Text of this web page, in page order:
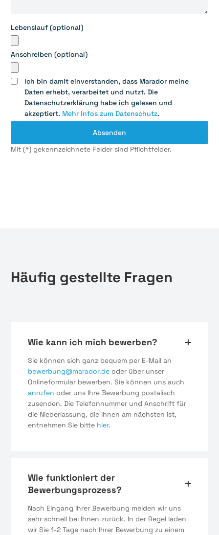
Lebenslauf (optional)
Anschreiben (optional)
Ich bin damit einverstanden, dass Marador meine
Daten erhebt, verarbeitet und nutzt. Die
Datenschutzerklärung habe ich gelesen und
akzeptiert. Mehr Infos zum Datenschutz.
Mit (*) gekennzeichnete Felder sind Pflichtfelder.
Häufig gestellte Fragen
Wie kann ich mich bewerben?
Sie können sich ganz bequem per E-Mail an
bewerbung@marador.de oder über unser
Onlineformular bewerben. Sie können uns auch
anrufen oder uns Ihre Bewerbung postalisch
zusenden. Die Telefonnummer und Anschrift für
die Niederlassung, die Ihnen am nächsten ist,
entnehmen Sie bitte hier.
Wie funktioniert der
Bewerbungsprozess?
Nach Eingang Ihrer Bewerbung melden wir uns
sehr schnell bei Ihnen zurück. In der Regel laden
wir Sie 1-2 Tage nach Ihrer Bewerbung zu einem